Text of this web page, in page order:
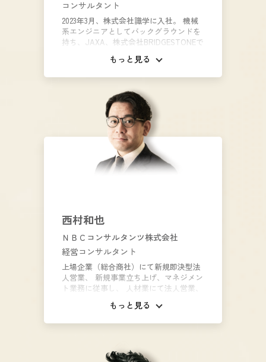
コンサルタント
2023年3月、株式会社識学に入社。 機械
系エンジニアとしてバックグラウンドを
持ち、JAXA、株式会社BRIDGESTONEで
の研究開発に従事。 2010年から、世界的
サーカス集団であるCirque du Soleilから
集まる組織だからこそ、人間性に依存し
ないロジカルマネージメントを通し、み
んなが自分の可能性を最大化し、自分ら
しく生きられるような社会にしたいとい
う思いから現職に至る。
もっと見る
西村和也
ＮＢＣコンサルタンツ株式会社
経営コンサルタント
上場企業（総合商社）にて新規即決型法
人営業、 新規事業立ち上げ、マネジメン
ト業務に従事し、 人材業にて法人営業、
支社長業務、新拠点立ち上げ、 人事業務
に従事した後、ＮＢＣコンサルタンツ株
上』を得意としており、 自身の経験と豊
もっと見る